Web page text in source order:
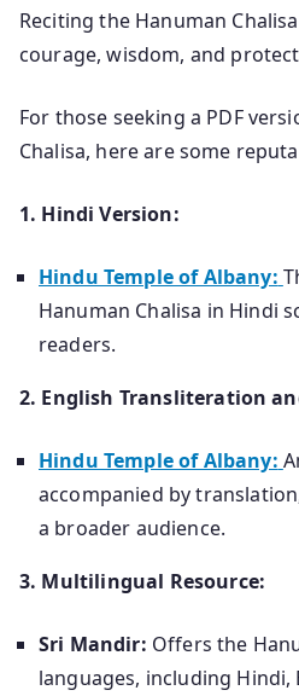
Reciting the Hanuman
courage, wisdom, and
For those seeking a PDF
Chalisa, here are some
1. Hindi Version:
Hindu Temple of Albany:
Hanuman Chalisa in Hindi
readers.
2. English Transliteration
Hindu Temple of Albany:
accompanied by
a broader audience.
3. Multilingual Resource:
Sri Mandir: Offers the
languages, including Hindi,